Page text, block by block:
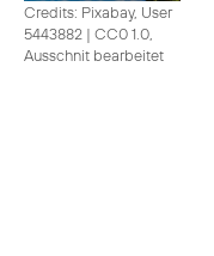
Credits: Pixabay, User
5443882 | CC0 1.0,
Ausschnit bearbeitet